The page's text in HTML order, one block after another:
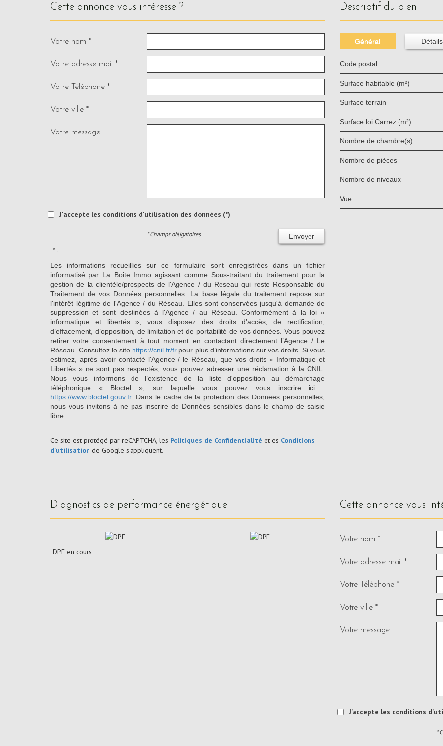
cette annonce vous intéresse ?
Votre nom *
Votre adresse mail *
Votre Téléphone *
Votre ville *
Votre message
J'accepte les conditions d'utilisation des données (*)
Envoyer
* Champs obligatoires
* :
Les informations recueillies sur ce formulaire sont enregistrées dans un fichier
informatisé par La Boite Immo agissant comme Sous-traitant du traitement pour la
gestion de la clientèle/prospects de l'Agence / du Réseau qui reste Responsable du
Traitement de vos Données personnelles. La base légale du traitement repose sur
l'intérêt légitime de l'Agence / du Réseau. Elles sont conservées jusqu'à demande de
suppression et sont destinées à l'Agence / au Réseau. Conformément à la loi «
informatique et libertés », vous disposez des droits d’accès, de rectification,
d’effacement, d’opposition, de limitation et de portabilité de vos données. Vous pouvez
retirer votre consentement à tout moment en contactant directement l’Agence / Le
Réseau. Consultez le site https://cnil.fr/fr pour plus d’informations sur vos droits. Si vous
estimez, après avoir contacté l'Agence / le Réseau, que vos droits « Informatique et
Libertés » ne sont pas respectés, vous pouvez adresser une réclamation à la CNIL.
Nous vous informons de l’existence de la liste d'opposition au démarchage
téléphonique « Bloctel », sur laquelle vous pouvez vous inscrire ici :
https://www.bloctel.gouv.fr. Dans le cadre de la protection des Données personnelles,
nous vous invitons à ne pas inscrire de Données sensibles dans le champ de saisie
libre.
Ce site est protégé par reCAPTCHA, les Politiques de Confidentialité et es Conditions
d'utilisation de Google s'appliquent.
descriptif du bien
Général
Code postal
Surface habitable (m²)
surface terrain
Surface loi Carrez (m²)
Nombre de chambre(s)
Nombre de pièces
Nombre de niveaux
Vue
diagnostics de performance énergétique
DPE en cours
cette annonce vous
Votre nom *
Votre adresse mail *
Votre Téléphone *
Votre ville *
Votre message
J'accepte les conditions
*